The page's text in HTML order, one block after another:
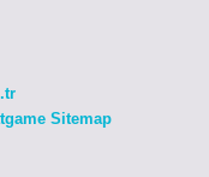
Sitemap